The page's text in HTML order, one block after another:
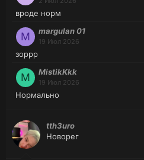
вроде норм
M margulan 01
19 Июл 2026
зоррр
M MistikKkk
19 Июл 2026
Нормально
tth3uro
Новорег